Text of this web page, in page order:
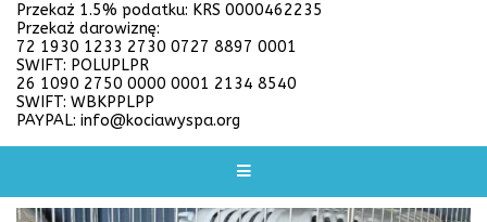
Przekaż 1.5% podatku: KRS 0000462235
Przekaż darowiznę:
72 1930 1233 2730 0727 8897 0001
SWIFT: POLUPLPR
26 1090 2750 0000 0001 2134 8540
SWIFT: WBKPPLPP
PAYPAL: info@kociawyspa.org